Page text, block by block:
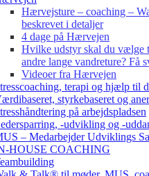
Hærvejsture – coaching –
beskrevet i detaljer
4 dage på Hærvejen
Hvilke udstyr skal du vælge
andre lange vandreture? Få
Videoer fra Hærvejen
terapi og hjælp til
styrkebaseret og
på arbejdspladsen
-udvikling og -
– Medarbejder Udviklings
HOUSE COACHING